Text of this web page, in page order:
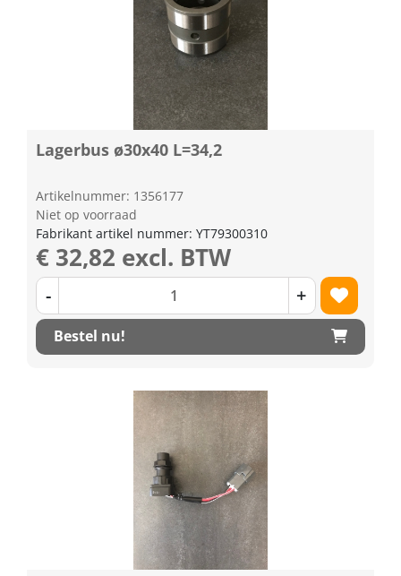
Lagerbus ø30x40 L=34,2
Artikelnummer: 1356177
Niet op voorraad
Fabrikant artikel nummer: YT79300310
€ 32,82 excl. BTW
- +
Bestel nu!